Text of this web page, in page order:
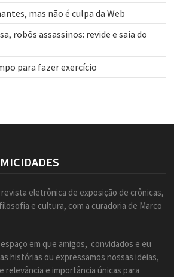
mas não é culpa da Web
robôs assassinos: revide e saia do
para fazer exercício
eletrônica de exposição de crônicas,
e cultura, com a curadoria de Marco
em que amigos, convidados e eu
histórias ou expressamos nossas ideias,
relevância e importância únicas para